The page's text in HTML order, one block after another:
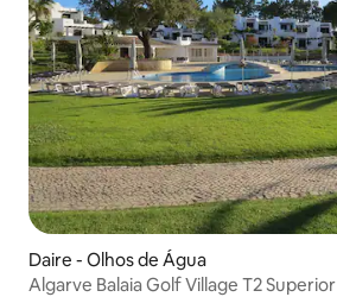
Daire - Olhos de Água
Algarve Balaia Golf Village T2 Superior